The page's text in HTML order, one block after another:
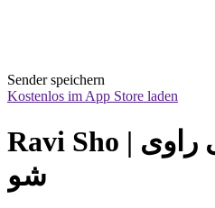
Sender speichern
Kostenlos im App Store laden
Ravi Sho | پادکست فارسی راوی
شو